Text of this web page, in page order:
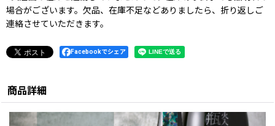
場合がございます。欠品、在庫不足などありましたら、折り返しご
連絡させていただきます。
Facebookでシェア
商品詳細